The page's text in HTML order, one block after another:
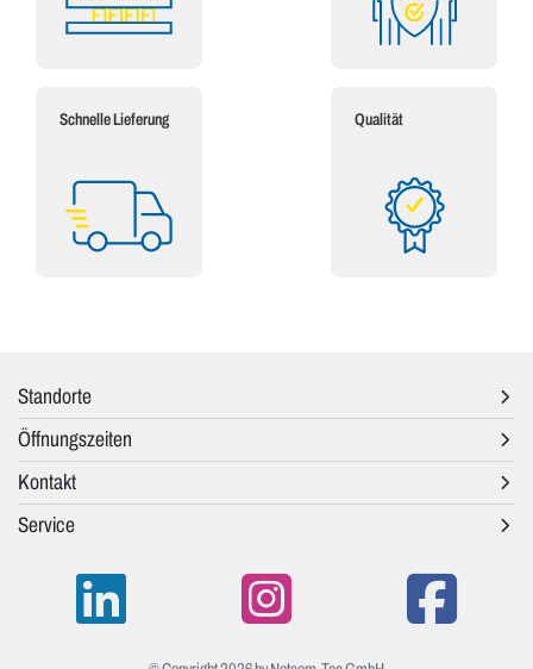
Schnelle Lieferung Qualität
Standorte
Öffnungszeiten
Kontakt
Service